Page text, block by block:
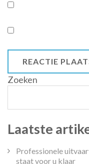
Zoeken
Laatste
Professionele
staat voor u klaar